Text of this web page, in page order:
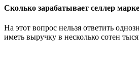
Сколько зарабатывает селлер
На этот вопрос нельзя ответить
иметь выручку в несколько сотен